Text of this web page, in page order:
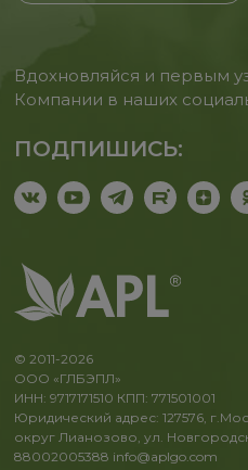
Вдохновляйся и первым
Компании в наших
ПОДПИШИСЬ:
© 2011-2026
ООО «ГЛБЭПЛ»
ИНН: 9717171510 КПП: 771501001
Юридический адрес: 127576,
округ Лианозово, ул.
88002005388 info@aplgo.com